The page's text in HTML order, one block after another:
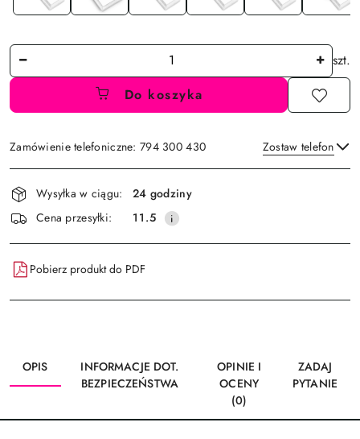
Ilość
szt.
Do koszyka
Zamówienie telefoniczne: 794 300 430 Zostaw telefon
Wyślij
Dostępność
i
dostawa
Wysyłka w ciągu:
24 godziny
Cena przesyłki:
11.5
Pobierz produkt do PDF
OPIS
INFORMACJE DOT.
BEZPIECZEŃSTWA
OPINIE I
OCENY
(0)
ZADAJ
PYTANIE